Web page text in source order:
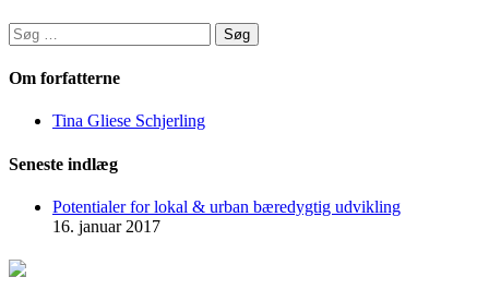
Søg
efter:
Om forfatterne
Tina Gliese Schjerling
Seneste indlæg
Potentialer for lokal & urban bæredygtig udvikling
16. januar 2017